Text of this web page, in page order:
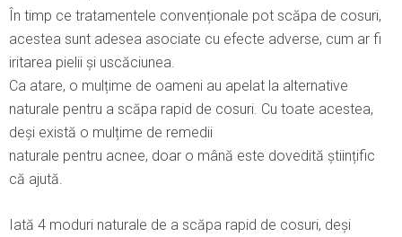
În timp ce tratamentele convenționale pot scăpa de cosuri,
acestea sunt adesea asociate cu efecte adverse, cum ar fi
iritarea pielii și uscăciunea.
Ca atare, o mulțime de oameni au apelat la alternative
naturale pentru a scăpa rapid de cosuri. Cu toate acestea,
deși există o mulțime de remedii
naturale pentru acnee, doar o mână este dovedită științific
că ajută.
Iată 4 moduri naturale de a scăpa rapid de cosuri, deși